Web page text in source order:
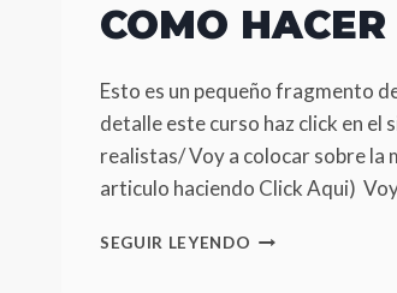
COMO
Esto es un pequeño fragmento
detalle este curso haz click en
realistas/ Voy a colocar sobre la
articulo haciendo Click Aqui)
SEGUIR LEYENDO COMO